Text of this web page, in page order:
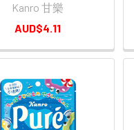
Kanro 甘樂
AUD$4.11